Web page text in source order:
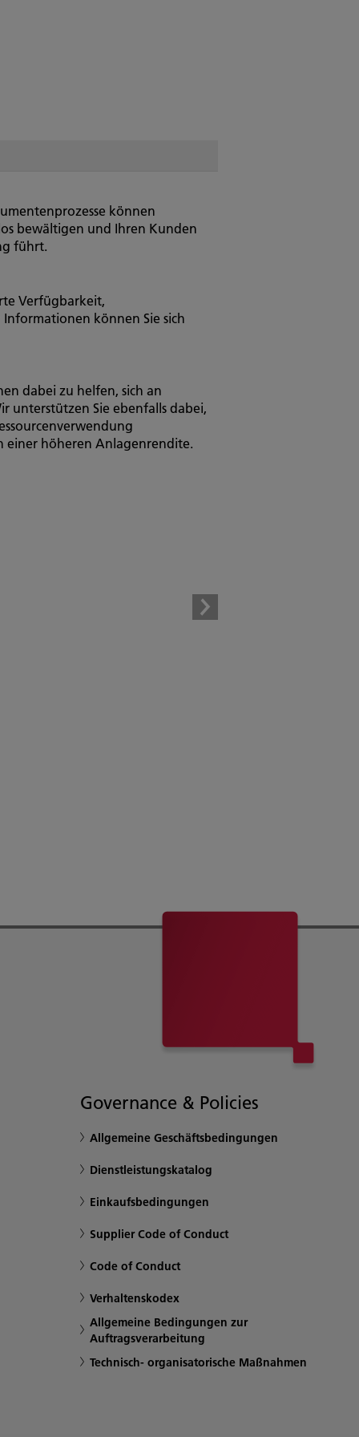
können
bewältigen und Ihren Kunden
führt.
Verfügbarkeit,
können Sie sich
dabei zu helfen, sich an
unterstützen Sie ebenfalls dabei,
einer höheren Anlagenrendite.
Governance & Policies
Allgemeine Geschäftsbedingungen
Dienstleistungskatalog
Einkaufsbedingungen
Supplier Code of Conduct
Code of Conduct
Verhaltenskodex
Allgemeine Bedingungen zur
Auftragsverarbeitung
Technisch- organisatorische Maßnahmen